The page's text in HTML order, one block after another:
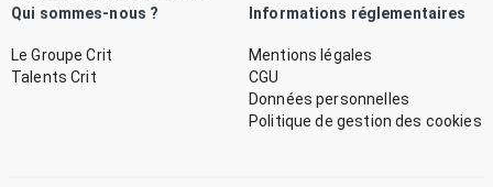
Qui sommes-nous ?
Le Groupe Crit
Talents Crit
Informations réglementaires
Mentions légales
CGU
Données personnelles
Politique de gestion des cookies